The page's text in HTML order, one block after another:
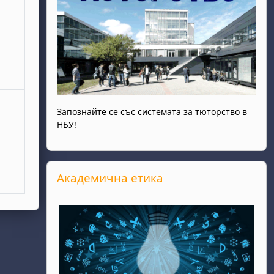
Запознайте се със системата за тюторство в
НБУ!
Прескочи Академична етика
Академична етика